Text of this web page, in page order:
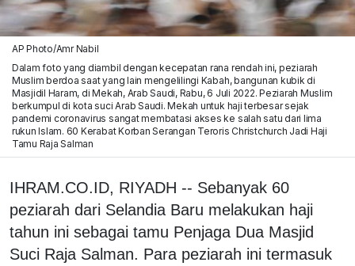
AP Photo/Amr Nabil
Dalam foto yang diambil dengan kecepatan rana rendah ini, peziarah
Muslim berdoa saat yang lain mengelilingi Kabah, bangunan kubik di
Masjidil Haram, di Mekah, Arab Saudi, Rabu, 6 Juli 2022. Peziarah Muslim
berkumpul di kota suci Arab Saudi. Mekah untuk haji terbesar sejak
pandemi coronavirus sangat membatasi akses ke salah satu dari lima
rukun Islam. 60 Kerabat Korban Serangan Teroris Christchurch Jadi Haji
Tamu Raja Salman
IHRAM.CO.ID, RIYADH -- Sebanyak 60
peziarah dari Selandia Baru melakukan haji
tahun ini sebagai tamu Penjaga Dua Masjid
Suci Raja Salman. Para peziarah ini termasuk